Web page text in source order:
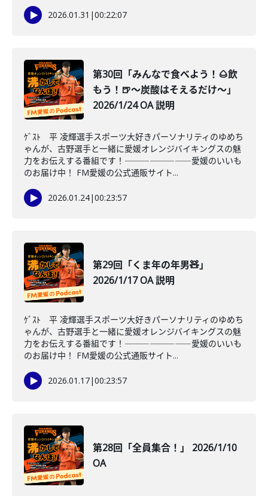
2026.01.31 |00:22:07
第30回「みんなで食べよう！🌰飲
もう！🍺～炭酸はそえるだけ～」
2026/1/24 OA 説明
ｹﾞｽﾄ 平 凌輝選手スポーツ大好きパーソナリティのゆめち
ゃんが、古野選手と一緒に愛媛オレンジバイキングスの魅
力をお伝えする番組です！――――――――愛媛のいいも
のお届け中！ FM愛媛の公式通販サイト...
2026.01.24|00:23:57
第29回「くま年の年男🧸」
2026/1/17 OA 説明
ｹﾞｽﾄ 平 凌輝選手スポーツ大好きパーソナリティのゆめち
ゃんが、古野選手と一緒に愛媛オレンジバイキングスの魅
力をお伝えする番組です！――――――――愛媛のいいも
のお届け中！ FM愛媛の公式通販サイト...
2026.01.17|00:23:57
第28回「全員集合！」 2026/1/10
OA